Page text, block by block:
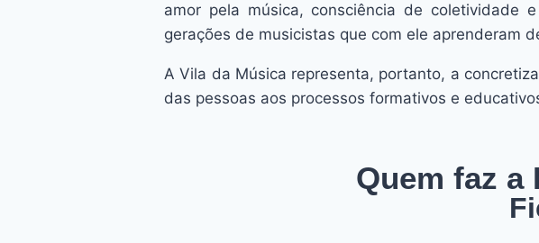
amor pela música, consciência de coletividade
gerações de musicistas que com ele aprenderam
A Vila da Música representa, portanto, a
das pessoas aos processos formativos e
Quem faz a